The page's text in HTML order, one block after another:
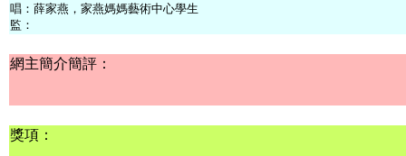
唱： 薛家燕，家燕媽媽藝術中心學生
監：
網主簡介簡評：
獎項：